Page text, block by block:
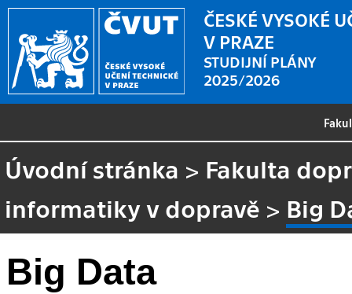
ČESKÉ VYSOKÉ
V PRAZE
STUDIJNÍ PLÁNY
2025/2026
Úvodní stránka > Fakulta
informatiky v dopravě > Big
Big Data